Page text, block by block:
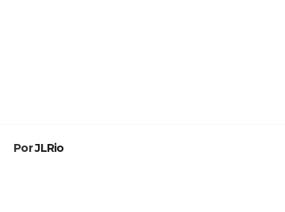
PorJLRio